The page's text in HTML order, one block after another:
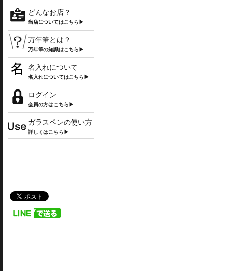
どんなお店？
当店についてはこちら▶
万年筆とは？
万年筆の知識はこちら▶
名入れについて
名入れについてはこちら▶
ログイン
会員の方はこちら▶
ガラスペンの使い方
詳しくはこちら▶